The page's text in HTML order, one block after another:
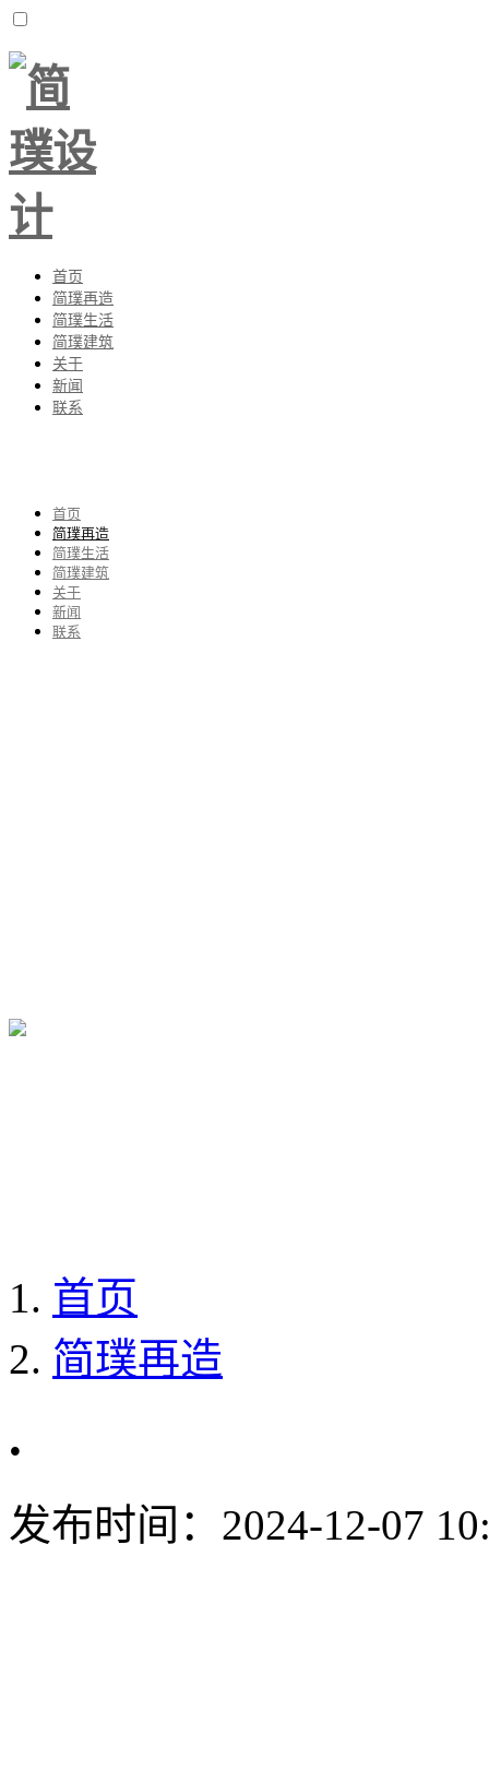
首页
简璞再造
简璞生活
简璞建筑
关于
新闻
联系
首页
简璞再造
简璞生活
简璞建筑
关于
新闻
联系
首页
简璞再造
.
发布时间： 2024-12-07